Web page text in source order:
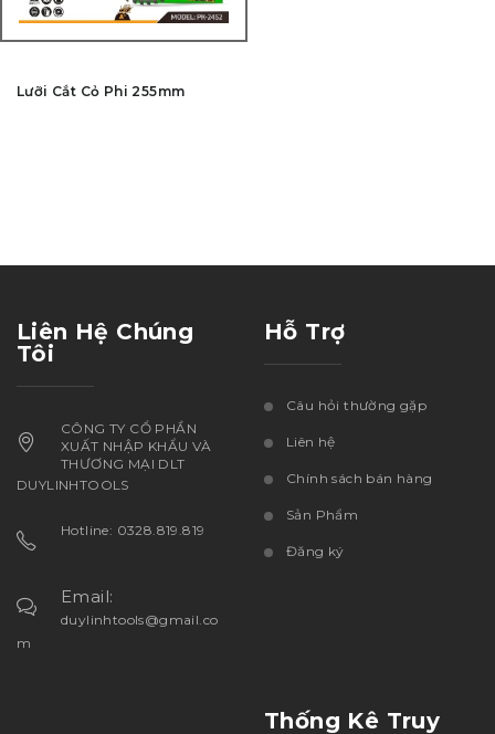
Lưỡi Cắt Cỏ Phi 255mm
Liên Hệ Chúng
Tôi
CÔNG TY CỔ PHẦN
XUẤT NHẬP KHẨU VÀ
THƯƠNG MẠI DLT
DUYLINHTOOLS
Hotline: 0328.819.819
Email:
duylinhtools@gmail.co
m
Hỗ Trợ
Câu hỏi thường gặp
Liên hệ
Chính sách bán hàng
Sản Phẩm
Đăng ký
Thống Kê Truy